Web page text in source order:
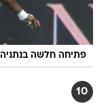
פתיחה חלשה בנתניה
10